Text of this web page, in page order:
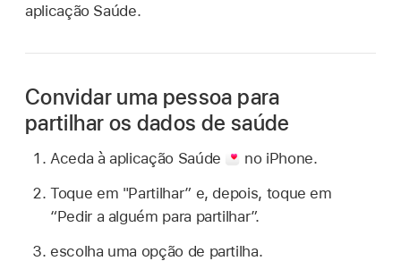
aplicação Saúde.
Convidar uma pessoa para
partilhar os dados de saúde
Aceda à aplicação Saúde
no iPhone.
Toque em "Partilhar” e, depois, toque em
“Pedir a alguém para partilhar”.
escolha uma opção de partilha.